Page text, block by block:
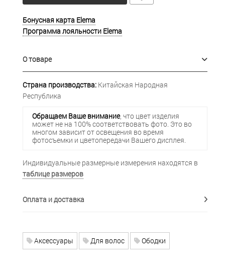
Бонусная карта Elema
Программа лояльности Elema
О товаре
Страна производства: Китайская Народная
Республика
Обращаем Ваше внимание, что цвет изделия
может не на 100% соответствовать фото. Это во
многом зависит от освещения во время
фотосъемки и цветопередачи Вашего дисплея.
Индивидуальные размерные измерения находятся в
таблице размеров
Оплата и доставка
Аксессуары Для волос Ободки